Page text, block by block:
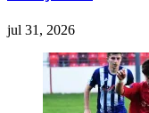
jul 31, 2026